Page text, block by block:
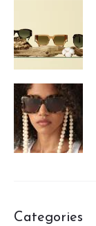
Categories